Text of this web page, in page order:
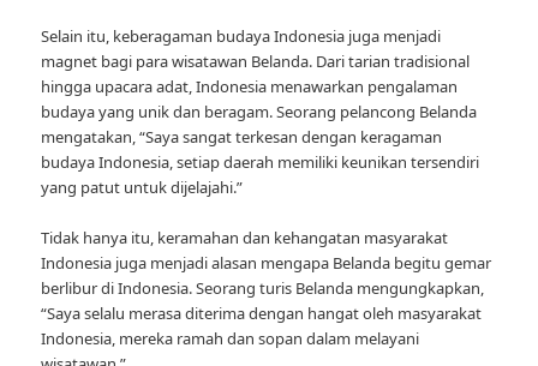
Selain itu, keberagaman budaya Indonesia juga menjadi
magnet bagi para wisatawan Belanda. Dari tarian tradisional
hingga upacara adat, Indonesia menawarkan pengalaman
budaya yang unik dan beragam. Seorang pelancong Belanda
mengatakan, “Saya sangat terkesan dengan keragaman
budaya Indonesia, setiap daerah memiliki keunikan tersendiri
yang patut untuk dijelajahi.”
Tidak hanya itu, keramahan dan kehangatan masyarakat
Indonesia juga menjadi alasan mengapa Belanda begitu gemar
berlibur di Indonesia. Seorang turis Belanda mengungkapkan,
“Saya selalu merasa diterima dengan hangat oleh masyarakat
Indonesia, mereka ramah dan sopan dalam melayani